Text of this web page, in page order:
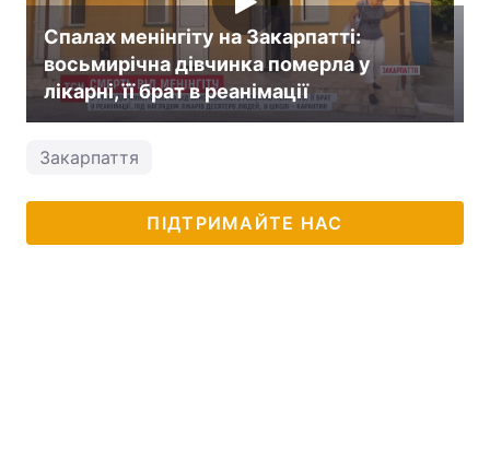
Спалах менінгіту на Закарпатті:
восьмирічна дівчинка померла у
лікарні, її брат в реанімації
Закарпаття
ПІДТРИМАЙТЕ НАС